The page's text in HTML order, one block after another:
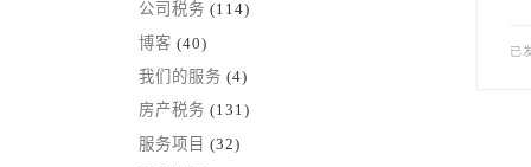
已
公司税务 (114)
博客 (40)
我们的服务 (4)
房产税务 (131)
服务项目 (32)